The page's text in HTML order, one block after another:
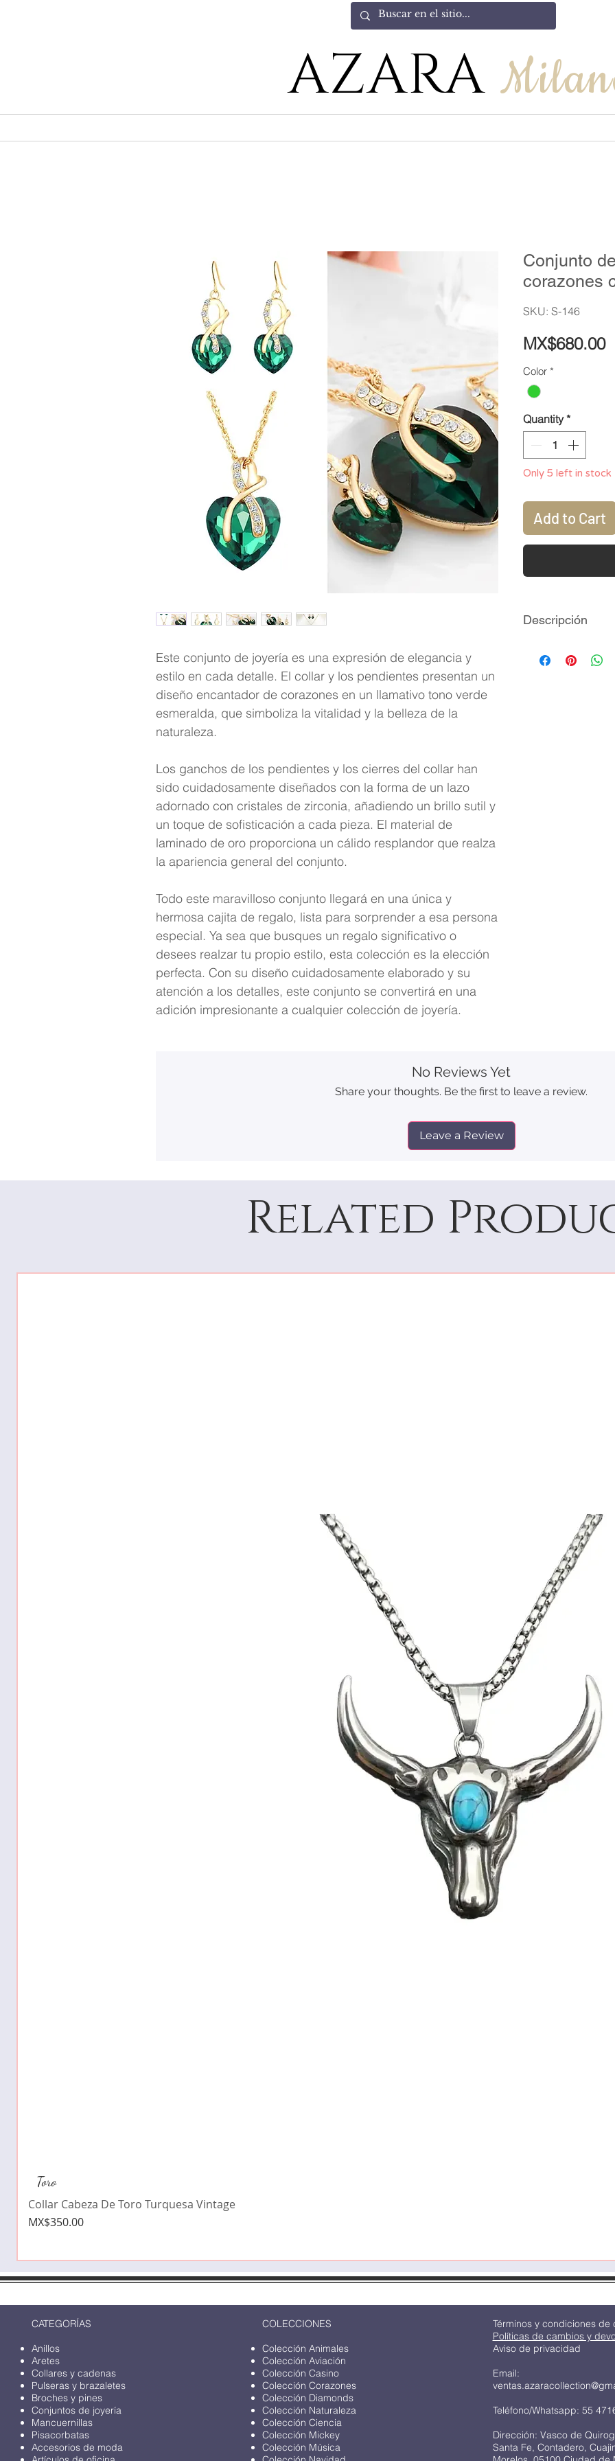
AZARA
Este conjunto de joyería es una expresión de elegancia y
estilo en cada detalle. El collar y los pendientes presentan un
diseño encantador de corazones en un llamativo tono verde
esmeralda, que simboliza la vitalidad y la belleza de la
naturaleza.
Los ganchos de los pendientes y los cierres del collar han
sido cuidadosamente diseñados con la forma de un lazo
adornado con cristales de zirconia, añadiendo un brillo sutil y
un toque de sofisticación a cada pieza. El material de
laminado de oro proporciona un cálido resplandor que realza
la apariencia general del conjunto.
Todo este maravilloso conjunto llegará en una única y
hermosa cajita de regalo, lista para sorprender a esa persona
especial. Ya sea que busques un regalo significativo o
desees realzar tu propio estilo, esta colección es la elección
perfecta. Con su diseño cuidadosamente elaborado y su
atención a los detalles, este conjunto se convertirá en una
adición impresionante a cualquier colección de joyería.
Conjunto
corazones
SKU: S-146
MX$680.00
Color *
Quantity *
Only 5 left in stock
Add to Cart
Descripción
Cristales
No Reviews Yet
Share your thoughts. Be the first to leave a review.
Leave a Review
Related
Toro
Collar Cabeza De Toro Turquesa Vintage
Price
MX$350.00
CATEGORÍAS
Anillos
Aretes
Collares y cadenas
Pulseras y brazaletes
Broches y pines
Conjuntos de joyería
Mancuernillas
Pisacorbatas
Accesorios de moda
COLECCIONES
Colección Animales
Colección Aviación
Colección Casino
Colección Corazones
Colección Diamonds
Colección Naturaleza
Colección Ciencia
Colección Mickey
Colección Música
Términos y condiciones de
Políticas de cambios y
Aviso de privacidad
Email:
Teléfono/Whatsapp: 55
Dirección: Vasco de
Santa Fe, Contadero,